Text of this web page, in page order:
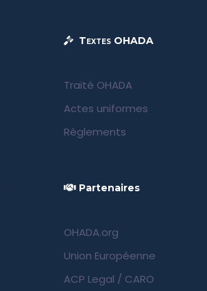
Textes OHADA
Traité OHADA
Actes uniformes
Règlements
Partenaires
OHADA.org
Union Européenne
ACP Legal / CARO